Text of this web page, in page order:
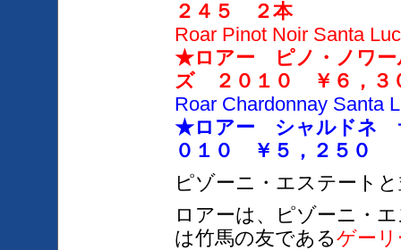
２４５ ２本
Roar Pinot Noir Santa
★ロアー ピノ・ノワー
ズ ２０１０ ￥６，３
Roar Chardonnay Santa
★ロアー シャルドネ
０１０ ￥５，２５０
ピゾーニ・エステート
ロアーは、ピゾーニ・
は竹馬の友であるゲー